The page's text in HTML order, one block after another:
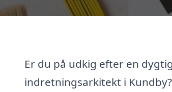
Er du på udkig efter en dygtig
indretningsarkitekt i